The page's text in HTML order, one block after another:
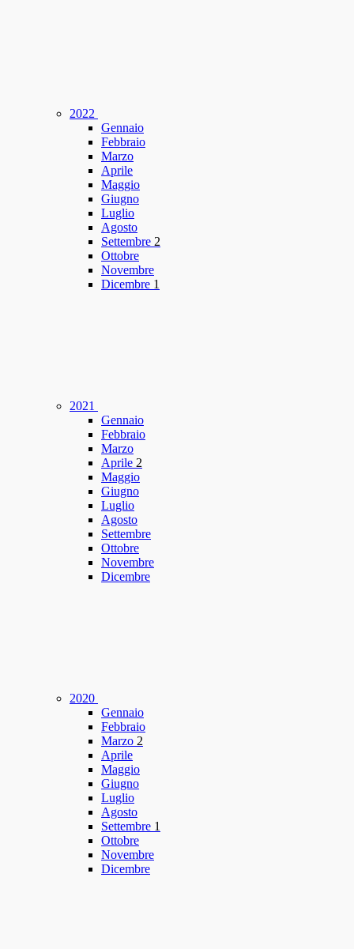
2022
Gennaio
Febbraio
Marzo
Aprile
Maggio
Giugno
Luglio
Agosto
Settembre 2
Ottobre
Novembre
Dicembre 1
2021
Gennaio
Febbraio
Marzo
Aprile 2
Maggio
Giugno
Luglio
Agosto
Settembre
Ottobre
Novembre
Dicembre
2020
Gennaio
Febbraio
Marzo 2
Aprile
Maggio
Giugno
Luglio
Agosto
Settembre 1
Ottobre
Novembre
Dicembre